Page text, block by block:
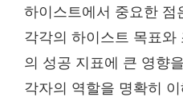
하이스트에서 중요한 점
각각의 하이스트 목표와
의 성공 지표에 큰 영향
각자의 역할을 명확히